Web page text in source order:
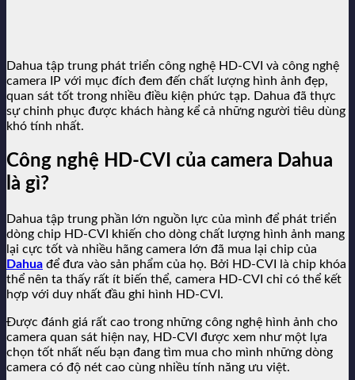
Dahua tập trung phát triển công nghệ HD-CVI và công nghệ
camera IP với mục đích đem đến chất lượng hình ảnh đẹp,
quan sát tốt trong nhiều điều kiện phức tạp. Dahua đã thực
sự chinh phục được khách hàng kể cả những người tiêu dùng
khó tính nhất.
Công nghệ HD-CVI của camera Dahua
là gì?
Dahua tập trung phần lớn nguồn lực của mình để phát triển
dòng chip HD-CVI khiến cho dòng chất lượng hình ảnh mang
lại cực tốt và nhiều hãng camera lớn đã mua lại chip của
Dahua để đưa vào sản phẩm của họ. Bởi HD-CVI là chip khóa
thể nên ta thấy rất ít biến thể, camera HD-CVI chỉ có thể kết
hợp với duy nhất đầu ghi hình HD-CVI.
Được đánh giá rất cao trong những công nghệ hình ảnh cho
camera quan sát hiện nay, HD-CVI được xem như một lựa
chọn tốt nhất nếu bạn đang tìm mua cho mình những dòng
camera có độ nét cao cùng nhiều tính năng ưu việt.